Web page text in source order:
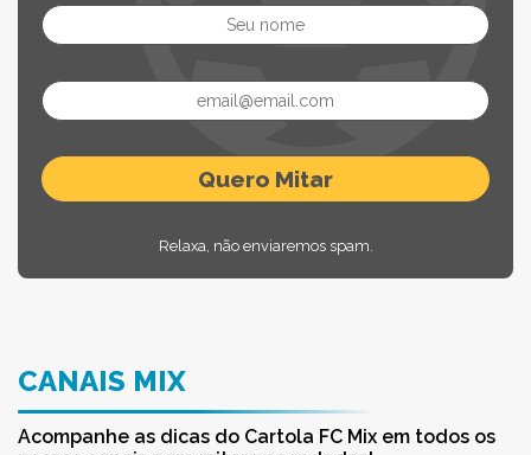
Relaxa, não enviaremos spam.
CANAIS MIX
Acompanhe as dicas do Cartola FC Mix em todos os